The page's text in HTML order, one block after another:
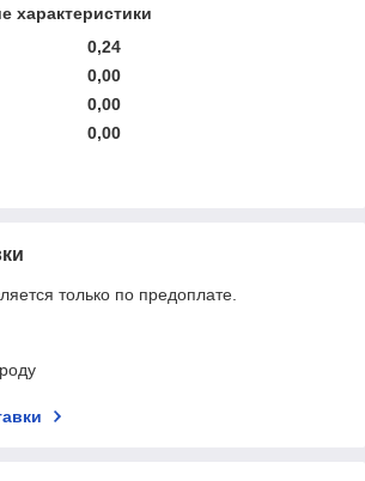
характеристики
0,24
0,00
0,00
0,00
только по предоплате.